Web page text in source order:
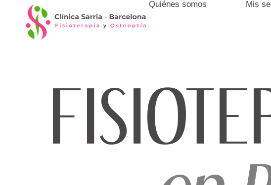
contenido Quiénes somos Mis
FISI